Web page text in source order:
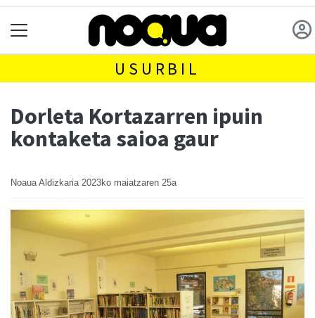
USURBIL
Dorleta Kortazarren ipuin
kontaketa saioa gaur
Noaua Aldizkaria 2023ko maiatzaren 25a